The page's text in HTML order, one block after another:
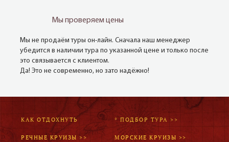
Мы проверяем цены
Мы не продаём туры он-лайн. Сначала наш менеджер
убедится в наличии тура по указанной цене и только после
это связывается с клиентом.
Да! Это не современно, но зато надёжно!
КАК ОТДОХНУТЬ * ПОДБОР ТУРА >>
РЕЧНЫЕ КРУИЗЫ >> МОРСКИЕ КРУИЗЫ >>